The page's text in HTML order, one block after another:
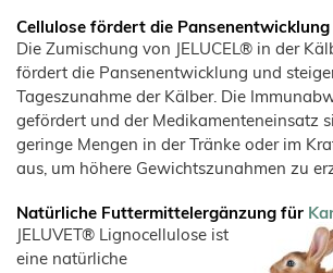
Cellulose fördert die Pansenentwicklung
Die Zumischung von JELUCEL® in der
fördert die Pansenentwicklung und
Tageszunahme der Kälber. Die
gefördert und der Medikamenteneinsatz
geringe Mengen in der Tränke oder im
aus, um höhere Gewichtszunahmen zu
Natürliche Futtermittelergänzung für
JELUVET® Lignocellulose ist
eine natürliche